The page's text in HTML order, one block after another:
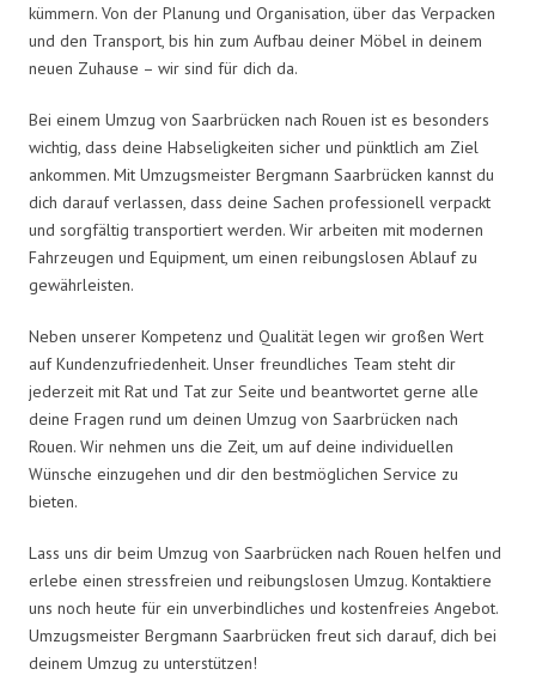
kümmern. Von der Planung und Organisation, über das Verpacken
und den Transport, bis hin zum Aufbau deiner Möbel in deinem
neuen Zuhause – wir sind für dich da.
Bei einem Umzug von Saarbrücken nach Rouen ist es besonders
wichtig, dass deine Habseligkeiten sicher und pünktlich am Ziel
ankommen. Mit Umzugsmeister Bergmann Saarbrücken kannst du
dich darauf verlassen, dass deine Sachen professionell verpackt
und sorgfältig transportiert werden. Wir arbeiten mit modernen
Fahrzeugen und Equipment, um einen reibungslosen Ablauf zu
gewährleisten.
Neben unserer Kompetenz und Qualität legen wir großen Wert
auf Kundenzufriedenheit. Unser freundliches Team steht dir
jederzeit mit Rat und Tat zur Seite und beantwortet gerne alle
deine Fragen rund um deinen Umzug von Saarbrücken nach
Rouen. Wir nehmen uns die Zeit, um auf deine individuellen
Wünsche einzugehen und dir den bestmöglichen Service zu
bieten.
Lass uns dir beim Umzug von Saarbrücken nach Rouen helfen und
erlebe einen stressfreien und reibungslosen Umzug. Kontaktiere
uns noch heute für ein unverbindliches und kostenfreies Angebot.
Umzugsmeister Bergmann Saarbrücken freut sich darauf, dich bei
deinem Umzug zu unterstützen!